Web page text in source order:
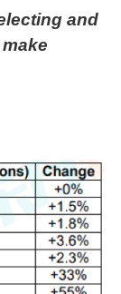
and